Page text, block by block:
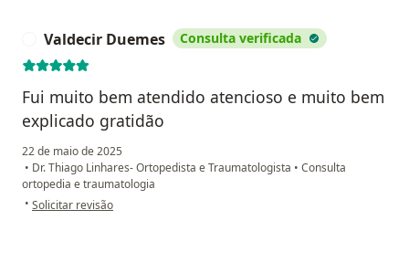
Valdecir Duemes Consulta verificada
Fui muito bem atendido atencioso e muito bem
explicado gratidão
22 de maio de 2025
• Dr. Thiago Linhares- Ortopedista e Traumatologista • Consulta
ortopedia e traumatologia
• na opinião do utilizador Valdecir Duemes
Solicitar revisão